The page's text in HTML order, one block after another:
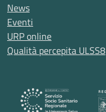
News
Eventi
URP online
Qualità percepita ULSS8